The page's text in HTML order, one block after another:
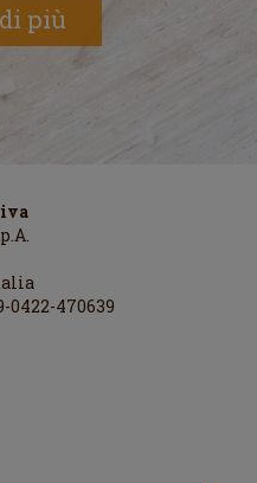
più
0422-470639